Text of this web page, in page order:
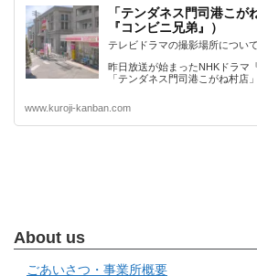
「テンダネス門司港こ
『コンビニ兄弟』）
テレビドラマの撮影場所につい
昨日放送が始まったNHKドラマ
「テンダネス門司港こがね村店
www.kuroji-kanban.com
About us
ごあいさつ・事業所概要